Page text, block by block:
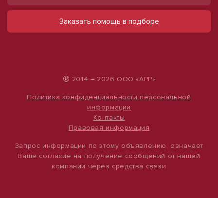
Заказать помощь в подборе
® 2014 – 2026 ООО «АРР»
Политика конфиденциальности персональной
информации
Контакты
Правовая информация
Запрос информации по этому объявлению, означает
Ваше согласие на получение сообщений от нашей
компании через средства связи